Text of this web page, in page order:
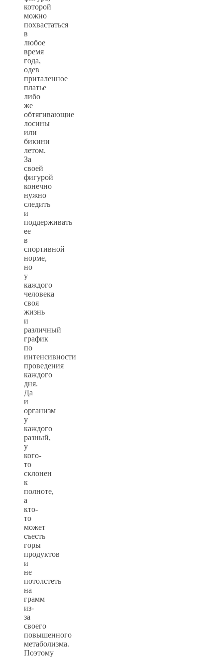
которой
можно
похвастаться
в
любое
время
года,
одев
приталенное
платье
либо
же
обтягивающие
лосины
или
бикини
летом.
За
своей
фигурой
конечно
нужно
следить
и
поддерживать
ее
в
спортивной
норме,
но
у
каждого
человека
своя
жизнь
и
различный
график
по
интенсивности
проведения
каждого
дня.
Да
и
организм
у
каждого
разный,
у
кого-
то
склонен
к
полноте,
а
кто-
то
может
съесть
горы
продуктов
и
не
потолстеть
на
грамм
из-
за
своего
повышенного
метаболизма.
Поэтому